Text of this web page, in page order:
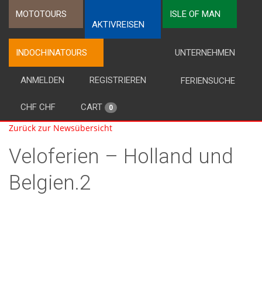
MOTOTOURS
AKTIVREISEN
ISLE OF MAN
INDOCHINATOURS UNTERNEHMEN
FERIENSUCHE
ANMELDEN REGISTRIEREN
CHF CHF CART 0
Zurück zur Newsübersicht
Veloferien – Holland und
Belgien.2